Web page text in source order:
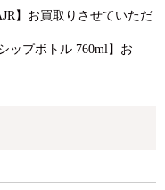
】お買取りさせていただ
ップボトル 760ml】お